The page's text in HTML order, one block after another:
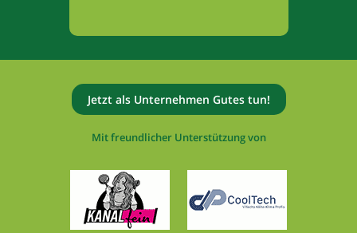
Jetzt als Unternehmen Gutes tun!
Mit freundlicher Unterstützung von